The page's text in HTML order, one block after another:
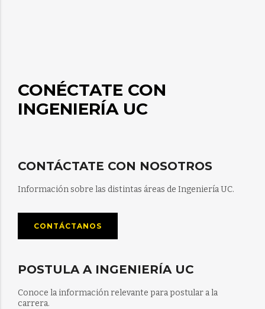
CONÉCTATE CON
INGENIERÍA UC
CONTÁCTATE CON NOSOTROS
Información sobre las distintas áreas de Ingeniería UC.
CONTÁCTANOS
POSTULA A INGENIERÍA UC
Conoce la información relevante para postular a la
carrera.